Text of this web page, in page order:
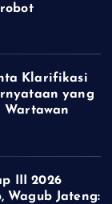
Klarifikasi
yang
Wartawan
III 2026
Wagub Jateng: